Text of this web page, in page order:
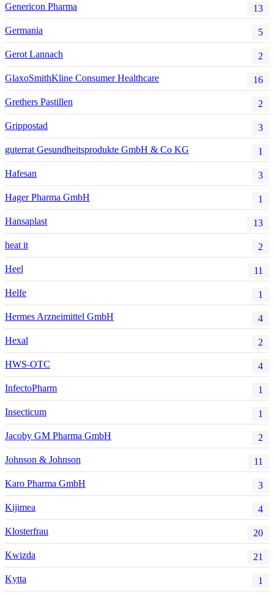
Genericon Pharma 13
Germania 5
Gerot Lannach 2
GlaxoSmithKline Consumer Healthcare 16
Grethers Pastillen 2
Grippostad 3
guterrat Gesundheitsprodukte GmbH & Co KG 1
Hafesan 3
Hager Pharma GmbH 1
Hansaplast 13
heat it 2
Heel 11
Helfe 1
Hermes Arzneimittel GmbH 4
Hexal 2
HWS-OTC 4
InfectoPharm 1
Insecticum 1
Jacoby GM Pharma GmbH 2
Johnson & Johnson 11
Karo Pharma GmbH 3
Kijimea 4
Klosterfrau 20
Kwizda 21
Kytta 1